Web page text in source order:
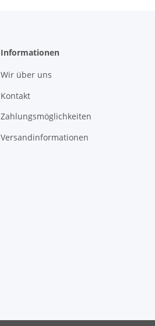
Informationen
Wir über uns
Kontakt
Zahlungsmöglichkeiten
Versandinformationen